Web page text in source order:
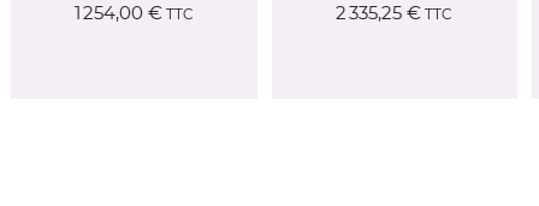
2 335,25 € 342,12 €